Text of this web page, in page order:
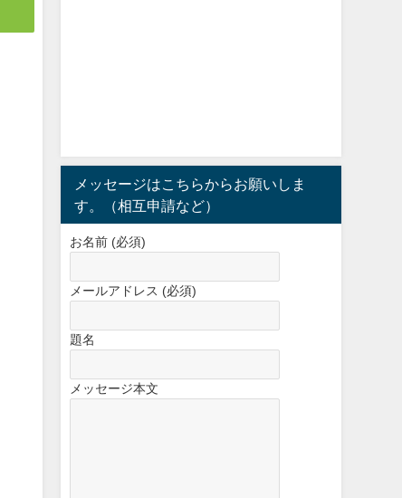
メッセージはこちらからお願いしま
す。（相互申請など）
お名前 (必須)
メールアドレス (必須)
題名
メッセージ本文